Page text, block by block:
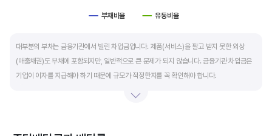
부채비율 유동비율
대부분의 부채는 금융기관에서 빌린 차입금입니다. 제품(서비스)을 팔고 받지 못한 외상
(매출채권)도 부채에 포함되지만, 일반적으로 큰 문제가 되지 않습니다. 금융기관 차입금은
기업이 이자를 지급해야 하기 때문에 규모가 적정한지를 꼭 확인해야 합니다.
비교해서 보는 것이 좋습니다. 그외 이자보상배율과 현금흐름표를 함께 체크하면, 부도